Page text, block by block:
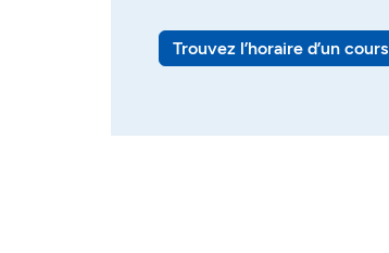
Trouvez l’horaire d’un cours